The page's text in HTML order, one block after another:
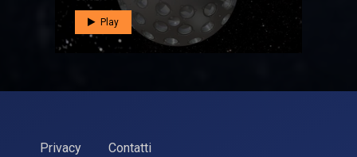
Play
Privacy
Contatti